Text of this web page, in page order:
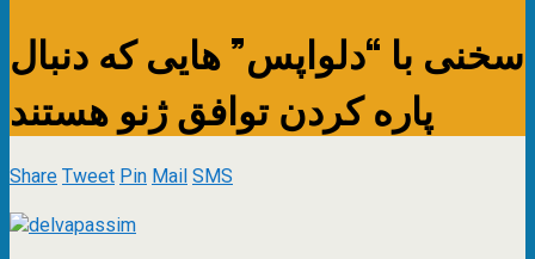
سخنی با “دلواپس” هایی که دنبال
پاره کردن توافق ژنو هستند
ShareTweetPinMailSMS